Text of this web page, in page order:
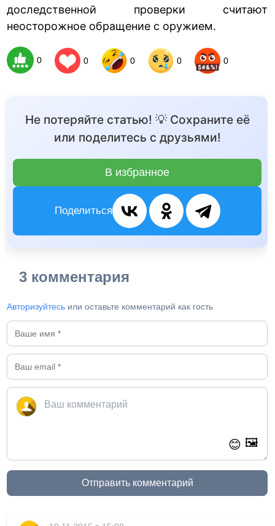
доследственной проверки считают
неосторожное обращение с оружием.
0 0 0 0 0
Не потеряйте статью! 💡 Сохраните её
или поделитесь с друзьями!
В избранное
Поделиться
3 комментария
Авторизуйтесь или оставьте комментарий как гость
😊 🖼️
Отправить комментарий